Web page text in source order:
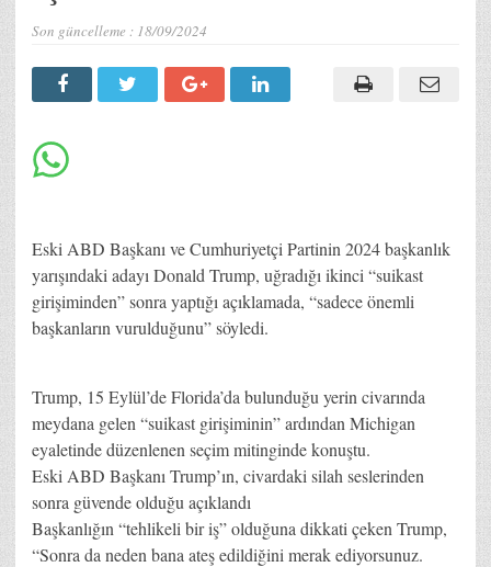
Son güncelleme : 18/09/2024
Eski ABD Başkanı ve Cumhuriyetçi Partinin 2024 başkanlık
yarışındaki adayı Donald Trump, uğradığı ikinci “suikast
girişiminden” sonra yaptığı açıklamada, “sadece önemli
başkanların vurulduğunu” söyledi.
Trump, 15 Eylül’de Florida’da bulunduğu yerin civarında
meydana gelen “suikast girişiminin” ardından Michigan
eyaletinde düzenlenen seçim mitinginde konuştu.
Eski ABD Başkanı Trump’ın, civardaki silah seslerinden
sonra güvende olduğu açıklandı
Başkanlığın “tehlikeli bir iş” olduğuna dikkati çeken Trump,
“Sonra da neden bana ateş edildiğini merak ediyorsunuz.